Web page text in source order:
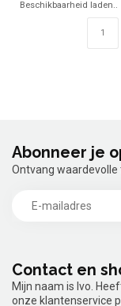
Beschikbaarheid laden..
Contact en
Mijn naam is Ivo.
onze klantenservice
Abonneer je
Ontvang